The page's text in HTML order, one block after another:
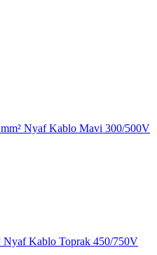
Nyaf Kablo Mavi 300/500V
Nyaf Kablo Toprak 450/750V